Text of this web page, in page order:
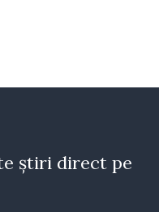
știri direct pe